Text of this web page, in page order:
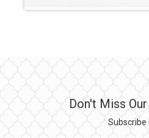
Don't Miss
Subscribe